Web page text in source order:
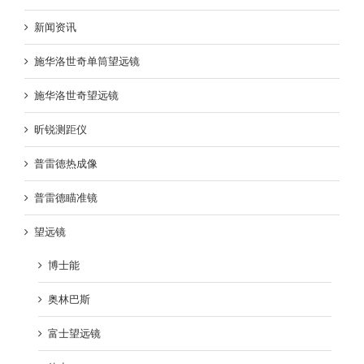
新闻资讯
施华洛世奇单筒望远镜
施华洛世奇望远镜
昕锐测距仪
普雷德热成像
普雷德瞄准镜
望远镜
博士能
奥林巴斯
富士望远镜